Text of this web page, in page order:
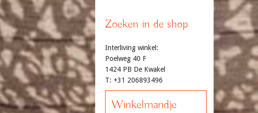
Zoeken in de shop
Interliving winkel:
Poelweg 40 F
1424 PB De Kwakel
T: +31 206893496
Winkelmandje